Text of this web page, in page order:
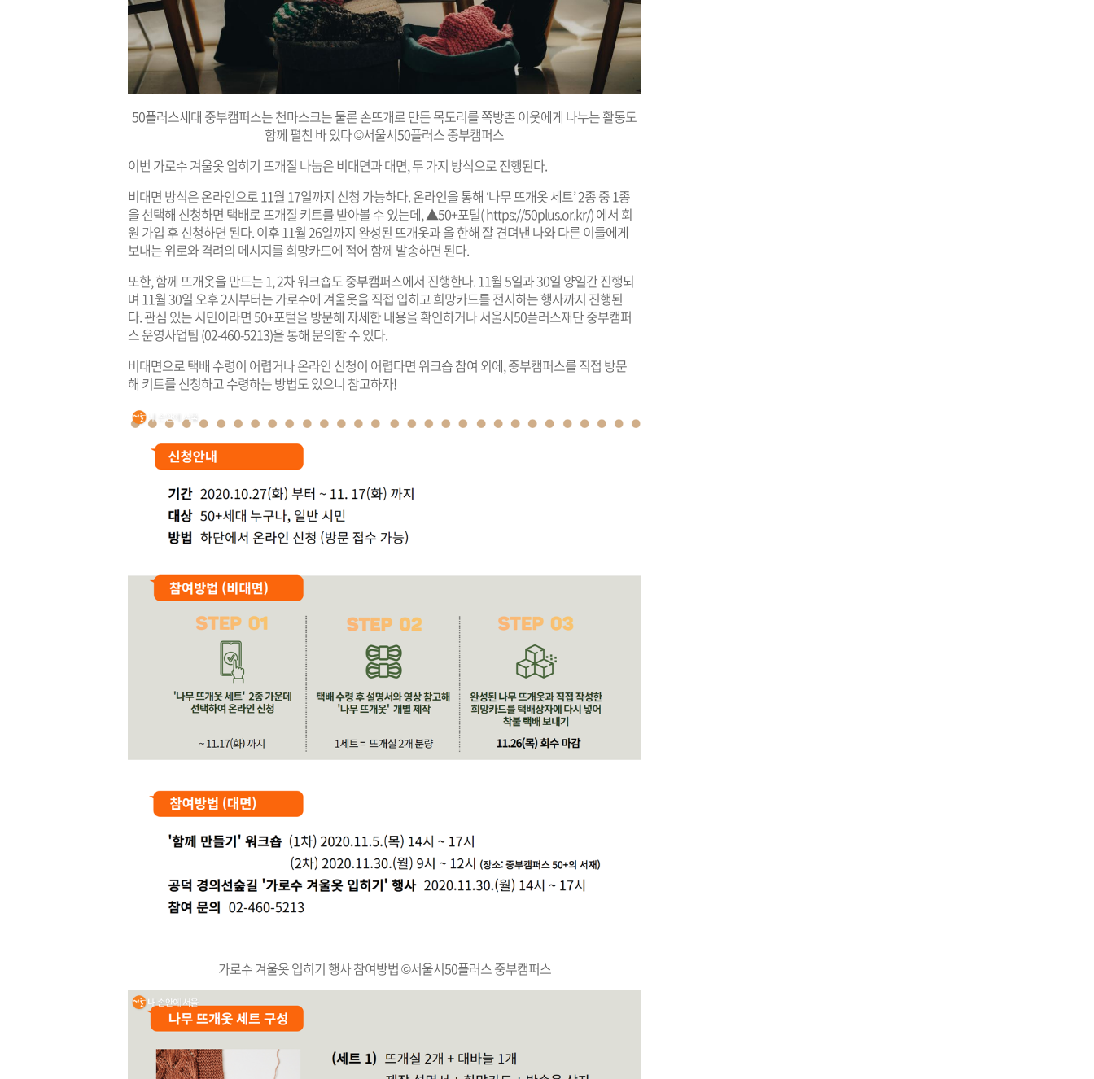
50플러스세대 중부캠퍼스는 천마스크는 물론 손뜨개로 만든 목도리를 쪽방촌 이웃에게 나누는 활동도
함께 펼친 바 있다 ©서울시50플러스 중부캠퍼스
이번 가로수 겨울옷 입히기 뜨개질 나눔은 비대면과 대면, 두 가지 방식으로 진행된다.
비대면 방식은 온라인으로 11월 17일까지 신청 가능하다. 온라인을 통해 ‘나무 뜨개옷 세트’ 2종 중 1종
을 선택해 신청하면 택배로 뜨개질 키트를 받아볼 수 있는데, ▲50+포털(https://50plus.or.kr/)에서 회
원 가입 후 신청하면 된다. 이후 11월 26일까지 완성된 뜨개옷과 올 한해 잘 견뎌낸 나와 다른 이들에게
보내는 위로와 격려의 메시지를 희망카드에 적어 함께 발송하면 된다.
또한, 함께 뜨개옷을 만드는 1, 2차 워크숍도 중부캠퍼스에서 진행한다. 11월 5일과 30일 양일간 진행되
며 11월 30일 오후 2시부터는 가로수에 겨울옷을 직접 입히고 희망카드를 전시하는 행사까지 진행된
다. 관심 있는 시민이라면 50+포털을 방문해 자세한 내용을 확인하거나 서울시50플러스재단 중부캠퍼
스 운영사업팀 (02-460-5213)을 통해 문의할 수 있다.
비대면으로 택배 수령이 어렵거나 온라인 신청이 어렵다면 워크숍 참여 외에, 중부캠퍼스를 직접 방문
해 키트를 신청하고 수령하는 방법도 있으니 참고하자!
가로수 겨울옷 입히기 행사 참여방법 ©서울시50플러스 중부캠퍼스